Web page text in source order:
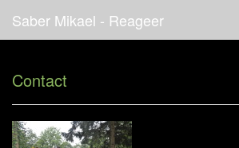
Saber Mikael - Reageer
Contact